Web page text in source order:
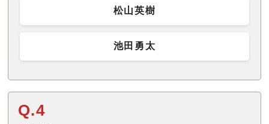
松山英樹
池田勇太
Q.4